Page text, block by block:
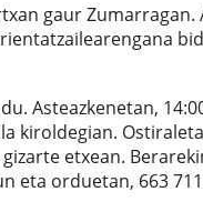
gaur Zumarragan.
Asteazkenetan,
kiroldegian.
etxean.
eta orduetan, 663